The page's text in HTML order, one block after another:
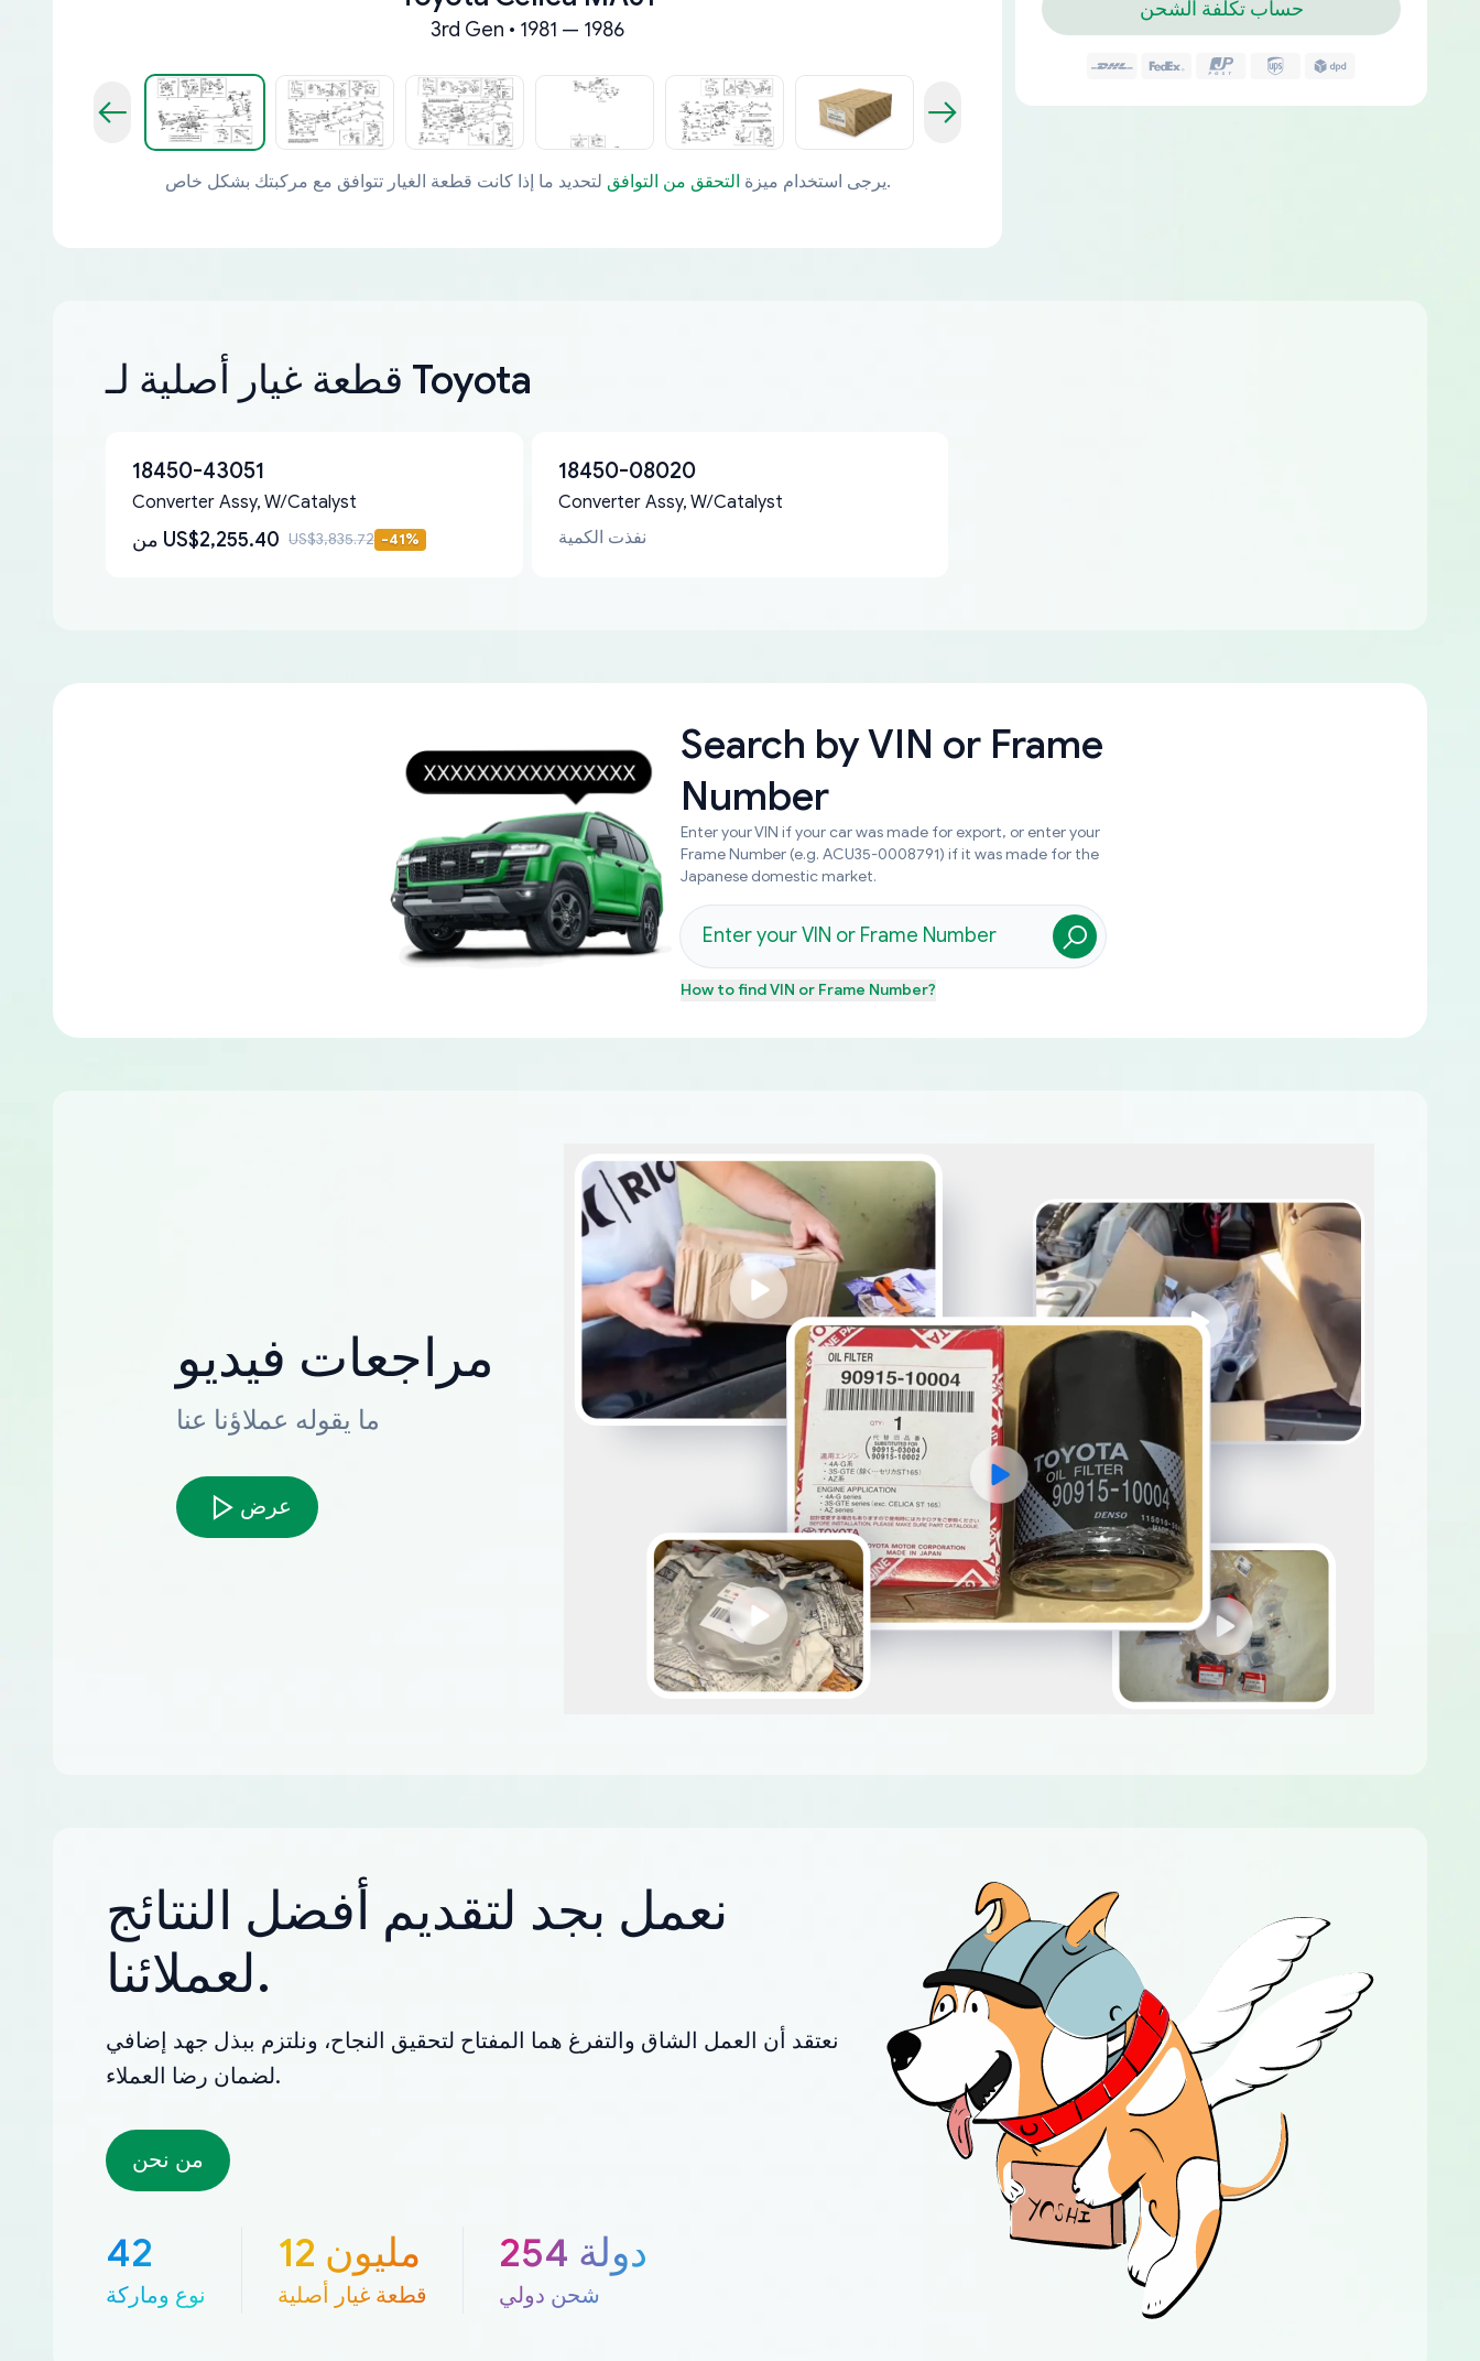
3rd Gen • 1981 — 1986
يرجى استخدام ميزة التحقق من التوافق لتحديد ما إذا كانت قطعة الغيار تتوافق مع مركبتك بشكل خاص.
حساب تكلفة الشحن
قطعة غيار أصلية لـ Toyota
18450-43051
Converter Assy, W/Catalyst
من US$2,255.40 US$3,835.72 -41%
18450-08020
Converter Assy, W/Catalyst
نفذت الكمية
Search byVIN or Frame
Number
Enter your VIN if your car was made for export, or enter your
Frame Number (e.g. ACU35-0008791) if it was made for the
Japanese domestic market.
How to findVIN or Frame Number?
مراجعات فيديو
ما يقوله عملاؤنا عنا
عرض
نعمل بجد لتقديم أفضل النتائج
لعملائنا.
نعتقد أن العمل الشاق والتفرغ هما المفتاح لتحقيق النجاح، ونلتزم ببذل جهد إضافي
لضمان رضا العملاء.
من نحن
42
نوع وماركة
12 مليون
قطعة غيار أصلية
254 دولة
شحن دولي